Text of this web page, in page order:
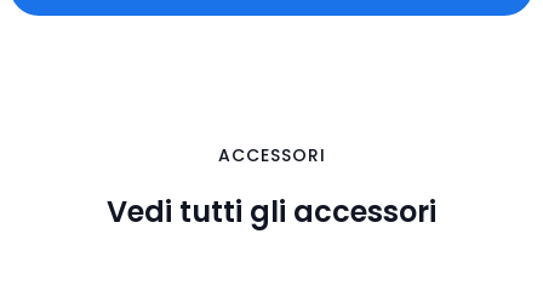
ACCESSORI
Vedi tutti gli accessori